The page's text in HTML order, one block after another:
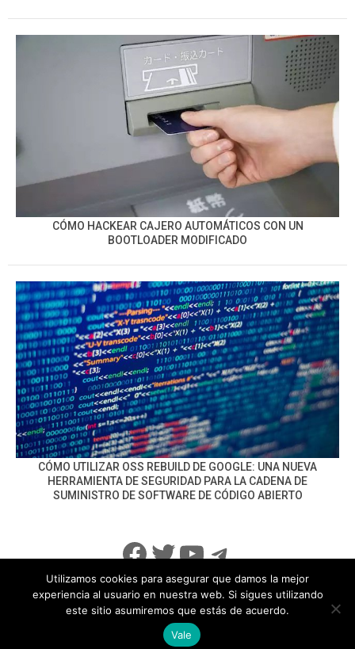
CÓMO HACKEAR CAJERO AUTOMÁTICOS CON UN
BOOTLOADER MODIFICADO
CÓMO UTILIZAR OSS REBUILD DE GOOGLE: UNA NUEVA
HERRAMIENTA DE SEGURIDAD PARA LA CADENA DE
SUMINISTRO DE SOFTWARE DE CÓDIGO ABIERTO
Facebook
Twitter
YouTube
Telegram
info@noticiasseguridad.com Política de Privacidad
Utilizamos cookies para asegurar que damos la mejor
experiencia al usuario en nuestra web. Si sigues utilizando
este sitio asumiremos que estás de acuerdo.
Vale